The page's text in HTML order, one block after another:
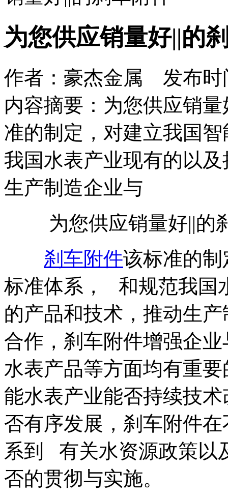
为您供应销量好||的
作者：豪杰金属 发布时
内容摘要：为您供应销
准的制定，对建立我国
我国水表产业现有的以
生产制造企业与
为您供应销量好||的
刹车附件该标准的
标准体系， 和规范我国
的产品和技术，推动生
合作，刹车附件增强企
水表产品等方面均有重
能水表产业能否持续技
否有序发展，刹车附件
系到 有关水资源政策以
否的贯彻与实施。